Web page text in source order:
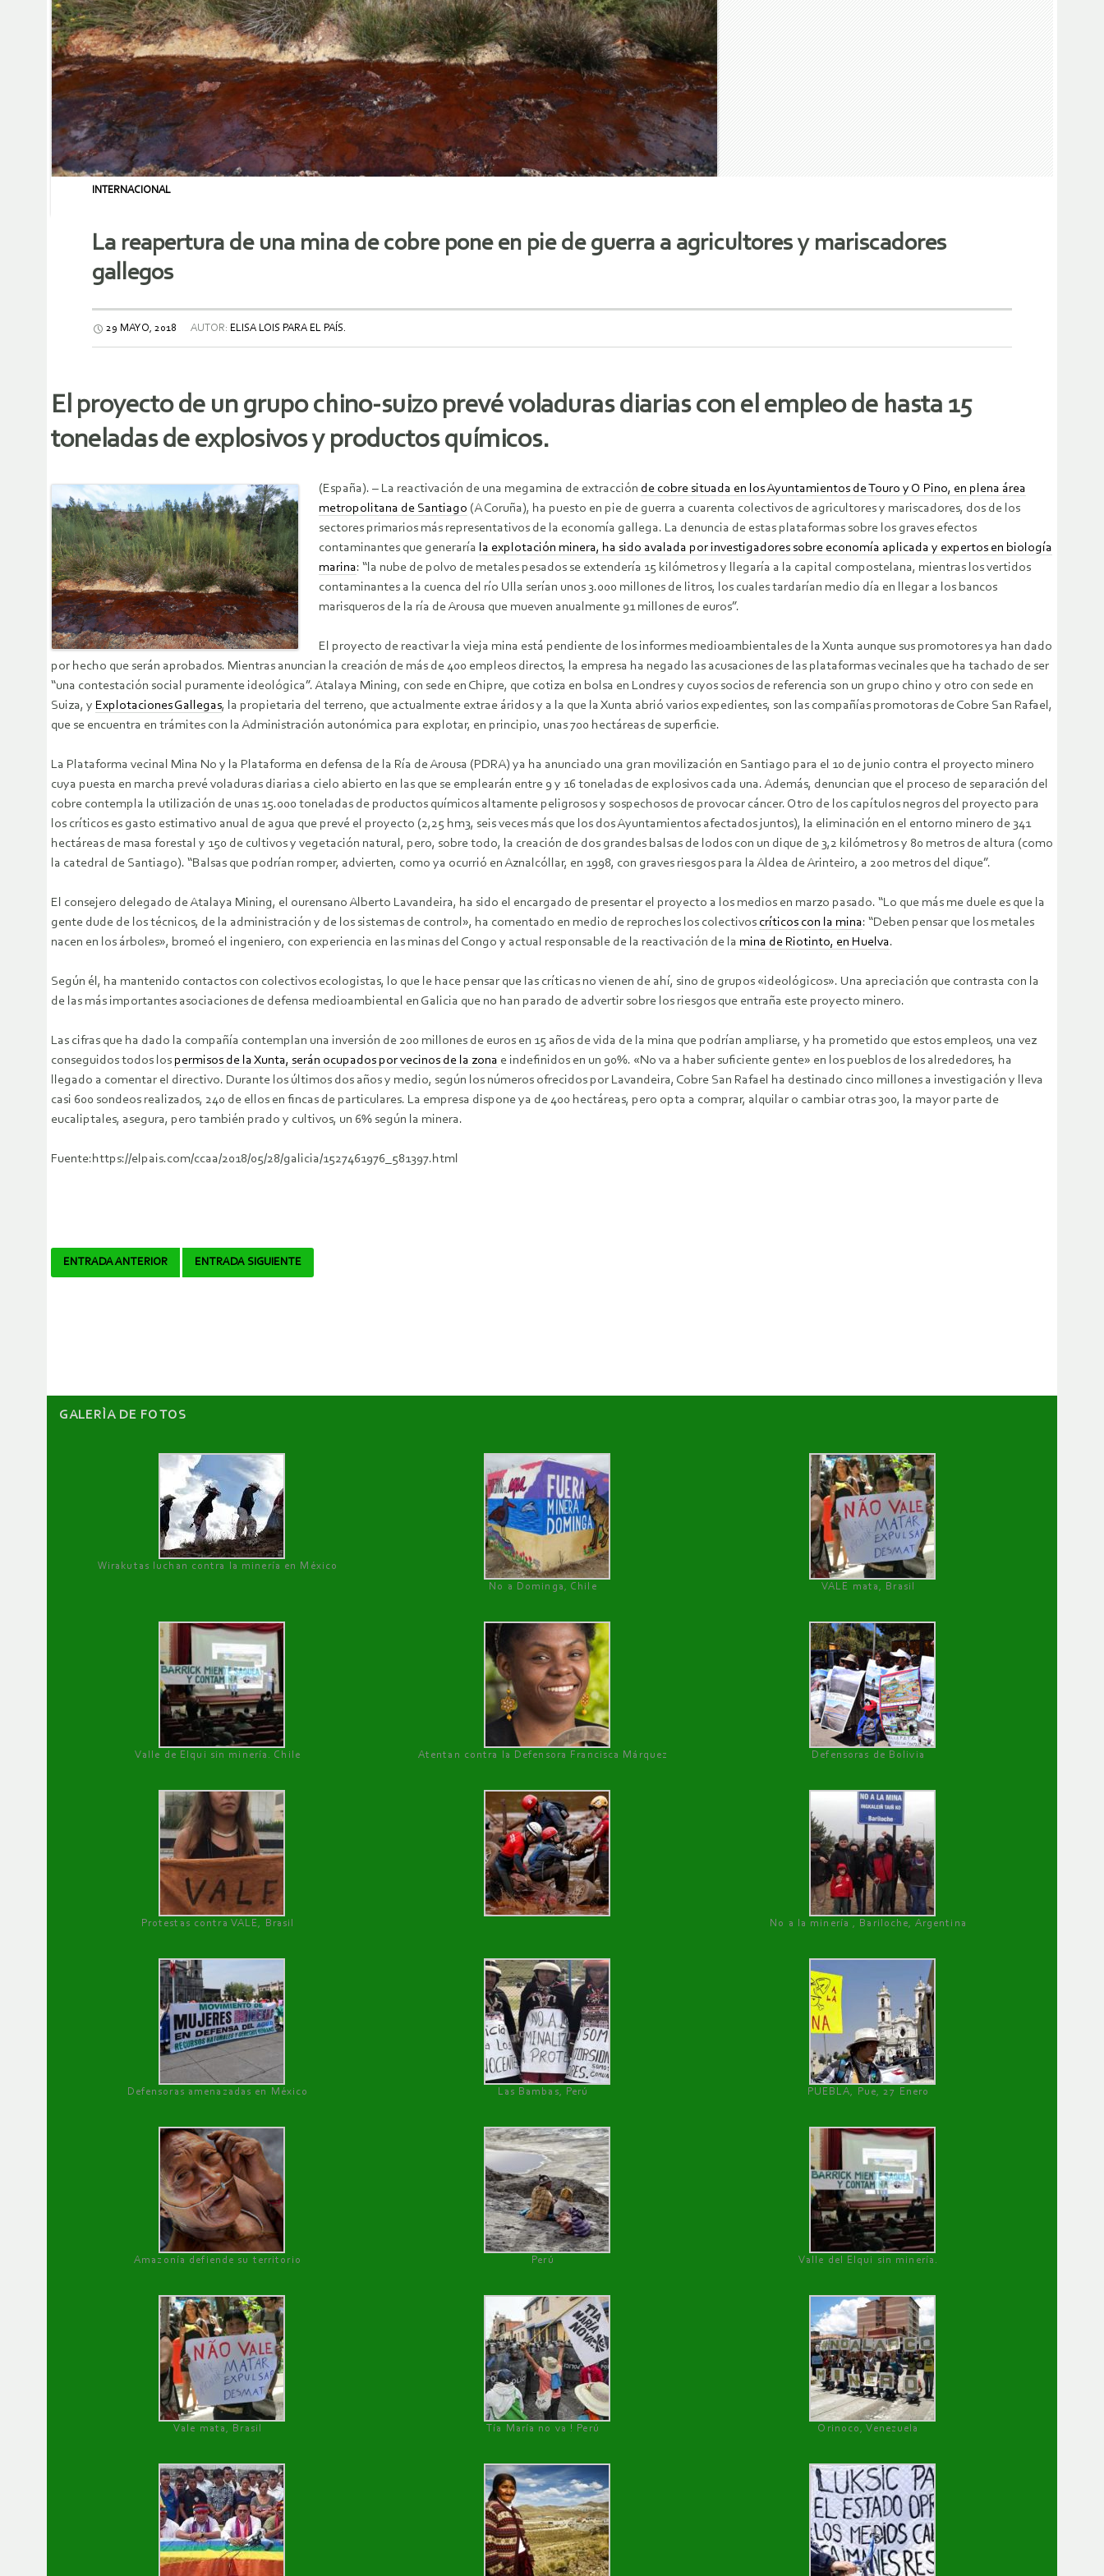
INTERNACIONAL
La reapertura de una mina de cobre pone en pie de guerra a agricultores y mariscadores
gallegos
29 MAYO, 2018 AUTOR: ELISA LOIS PARA EL PAÍS.
El proyecto de un grupo chino-suizo prevé voladuras diarias con el empleo de hasta 15
toneladas de explosivos y productos químicos.
(España). – La reactivación de una megamina de extracción de cobre situada en los Ayuntamientos de Touro y O Pino, en plena área
metropolitana de Santiago (A Coruña), ha puesto en pie de guerra a cuarenta colectivos de agricultores y mariscadores, dos de los
sectores primarios más representativos de la economía gallega. La denuncia de estas plataformas sobre los graves efectos
contaminantes que generaría la explotación minera, ha sido avalada por investigadores sobre economía aplicada y expertos en biología
marina: “la nube de polvo de metales pesados se extendería 15 kilómetros y llegaría a la capital compostelana, mientras los vertidos
contaminantes a la cuenca del río Ulla serían unos 3.000 millones de litros, los cuales tardarían medio día en llegar a los bancos
marisqueros de la ría de Arousa que mueven anualmente 91 millones de euros”.
El proyecto de reactivar la vieja mina está pendiente de los informes medioambientales de la Xunta aunque sus promotores ya han dado
por hecho que serán aprobados. Mientras anuncian la creación de más de 400 empleos directos, la empresa ha negado las acusaciones de las plataformas vecinales que ha tachado de ser
“una contestación social puramente ideológica”. Atalaya Mining, con sede en Chipre, que cotiza en bolsa en Londres y cuyos socios de referencia son un grupo chino y otro con sede en
Suiza, y Explotaciones Gallegas, la propietaria del terreno, que actualmente extrae áridos y a la que la Xunta abrió varios expedientes, son las compañías promotoras de Cobre San Rafael,
que se encuentra en trámites con la Administración autonómica para explotar, en principio, unas 700 hectáreas de superficie.
La Plataforma vecinal Mina No y la Plataforma en defensa de la Ría de Arousa (PDRA) ya ha anunciado una gran movilización en Santiago para el 10 de junio contra el proyecto minero
cuya puesta en marcha prevé voladuras diarias a cielo abierto en las que se emplearán entre 9 y 16 toneladas de explosivos cada una. Además, denuncian que el proceso de separación del
cobre contempla la utilización de unas 15.000 toneladas de productos químicos altamente peligrosos y sospechosos de provocar cáncer. Otro de los capítulos negros del proyecto para
los críticos es gasto estimativo anual de agua que prevé el proyecto (2,25 hm3, seis veces más que los dos Ayuntamientos afectados juntos), la eliminación en el entorno minero de 341
hectáreas de masa forestal y 150 de cultivos y vegetación natural, pero, sobre todo, la creación de dos grandes balsas de lodos con un dique de 3,2 kilómetros y 80 metros de altura (como
la catedral de Santiago). “Balsas que podrían romper, advierten, como ya ocurrió en Aznalcóllar, en 1998, con graves riesgos para la Aldea de Arinteiro, a 200 metros del dique”.
El consejero delegado de Atalaya Mining, el ourensano Alberto Lavandeira, ha sido el encargado de presentar el proyecto a los medios en marzo pasado. “Lo que más me duele es que la
gente dude de los técnicos, de la administración y de los sistemas de control», ha comentado en medio de reproches los colectivos críticos con la mina: “Deben pensar que los metales
nacen en los árboles», bromeó el ingeniero, con experiencia en las minas del Congo y actual responsable de la reactivación de la mina de Riotinto, en Huelva.
Según él, ha mantenido contactos con colectivos ecologistas, lo que le hace pensar que las críticas no vienen de ahí, sino de grupos «ideológicos». Una apreciación que contrasta con la
de las más importantes asociaciones de defensa medioambiental en Galicia que no han parado de advertir sobre los riesgos que entraña este proyecto minero.
Las cifras que ha dado la compañía contemplan una inversión de 200 millones de euros en 15 años de vida de la mina que podrían ampliarse, y ha prometido que estos empleos, una vez
conseguidos todos los permisos de la Xunta, serán ocupados por vecinos de la zona e indefinidos en un 90%. «No va a haber suficiente gente» en los pueblos de los alrededores, ha
llegado a comentar el directivo. Durante los últimos dos años y medio, según los números ofrecidos por Lavandeira, Cobre San Rafael ha destinado cinco millones a investigación y lleva
casi 600 sondeos realizados, 240 de ellos en fincas de particulares. La empresa dispone ya de 400 hectáreas, pero opta a comprar, alquilar o cambiar otras 300, la mayor parte de
eucaliptales, asegura, pero también prado y cultivos, un 6% según la minera.
Fuente:https://elpais.com/ccaa/2018/05/28/galicia/1527461976_581397.html
Navegador
ENTRADA ANTERIOR ENTRADA SIGUIENTE
GALERÌA DE FOTOS
Wirakutas luchan contra la minería en México
No a Dominga, Chile
VALE mata, Brasil
Valle de Elqui sin minería. Chile Atentan contra la Defensora Francisca Márquez Defensoras de Bolivia
Protestas contra VALE, Brasil No a la minería , Bariloche, Argentina
Defensoras amenazadas en México Las Bambas, Perú PUEBLA, Pue, 27 Enero
Amazonía defiende su territorio Perú Valle del Elqui sin minería.
Vale mata, Brasil Tía María no va ! Perú Orinoco, Venezuela